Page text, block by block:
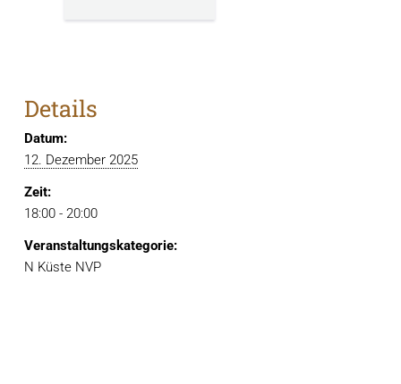
Details
Datum:
12. Dezember 2025
Zeit:
18:00 - 20:00
Veranstaltungskategorie:
N Küste NVP